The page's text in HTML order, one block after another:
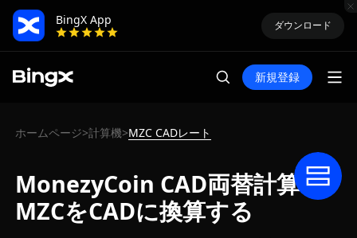
BingX App
ダウンロード
新規登録
ホームページ>計算機>MZC CADレート
MonezyCoin CAD両替計算：
MZCをCADに換算する